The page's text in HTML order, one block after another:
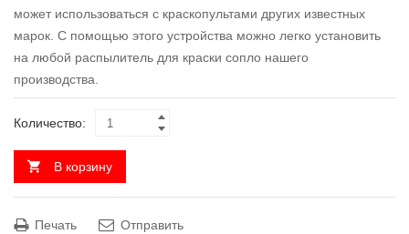
может использоваться с краскопультами других известных
марок. С помощью этого устройства можно легко установить
на любой распылитель для краски сопло нашего
производства.
Количество:
В корзину
Печать Отправить